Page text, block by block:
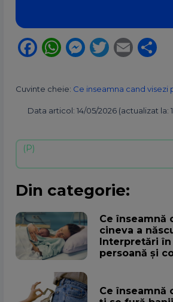
Facebook
WhatsApp
Twitter
Cuvinte cheie: Ce inseamna cand visezi
Data articol: 14/05/2026 (actualizat la:
Din categorie:
Ce înseamnă
cineva a
Interpretări
persoană și
Ce înseamnă